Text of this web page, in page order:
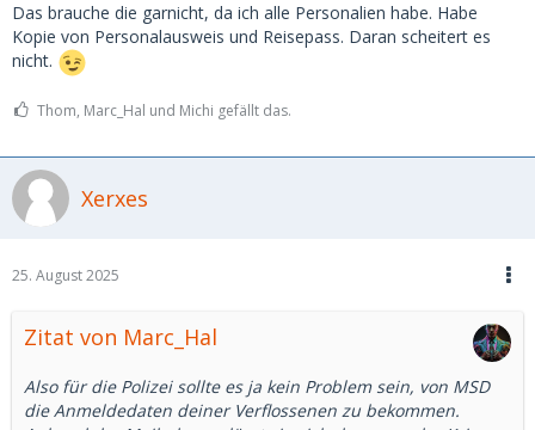
Das brauche die garnicht, da ich alle Personalien habe. Habe
Kopie von Personalausweis und Reisepass. Daran scheitert es
nicht.
Thom, Marc_Hal und Michi gefällt das.
Xerxes
25. August 2025
Zitat von Marc_Hal
Also für die Polizei sollte es ja kein Problem sein, von MSD
die Anmeldedaten deiner Verflossenen zu bekommen.